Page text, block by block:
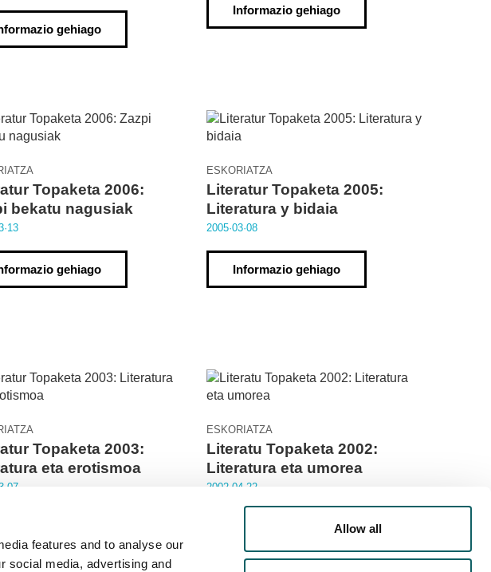
features and to analyse our
social media, advertising and
Allow all
gehiago
Informazio gehiago
Topaketa 2006:
bekatu nagusiak
gehiago
ESKORIATZA
Literatur Topaketa 2005:
Literatura y bidaia
2005·03·08
Informazio gehiago
Topaketa 2003:
eta erotismoa
ESKORIATZA
Literatu Topaketa 2002:
Literatura eta umorea
2002·04·22
Informazio gehiago